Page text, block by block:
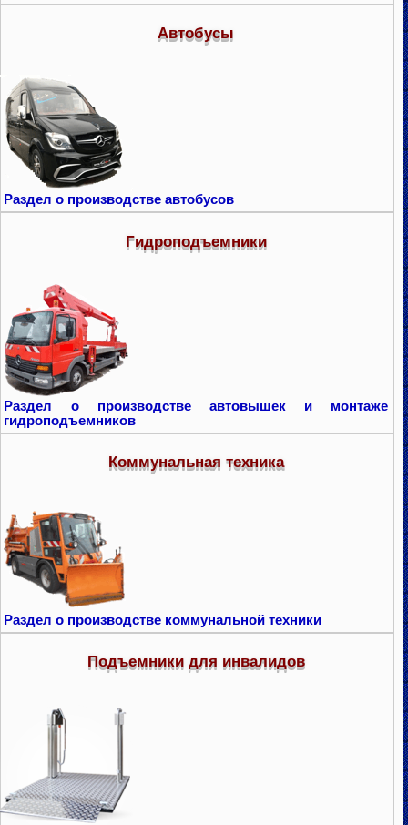
Автобусы
Раздел о производстве автобусов
Гидроподъемники
Раздел о производстве автовышек и монтаже
гидроподъемников
Коммунальная техника
Раздел о производстве коммунальной техники
Подъемники для инвалидов